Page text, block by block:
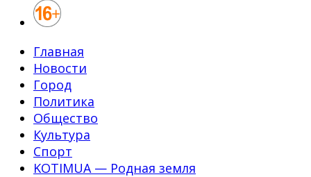
Главная
Новости
Город
Политика
Общество
Культура
Спорт
KOTIMUA — Родная земля